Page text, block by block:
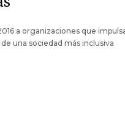
a organizaciones que
una sociedad más inclusiva